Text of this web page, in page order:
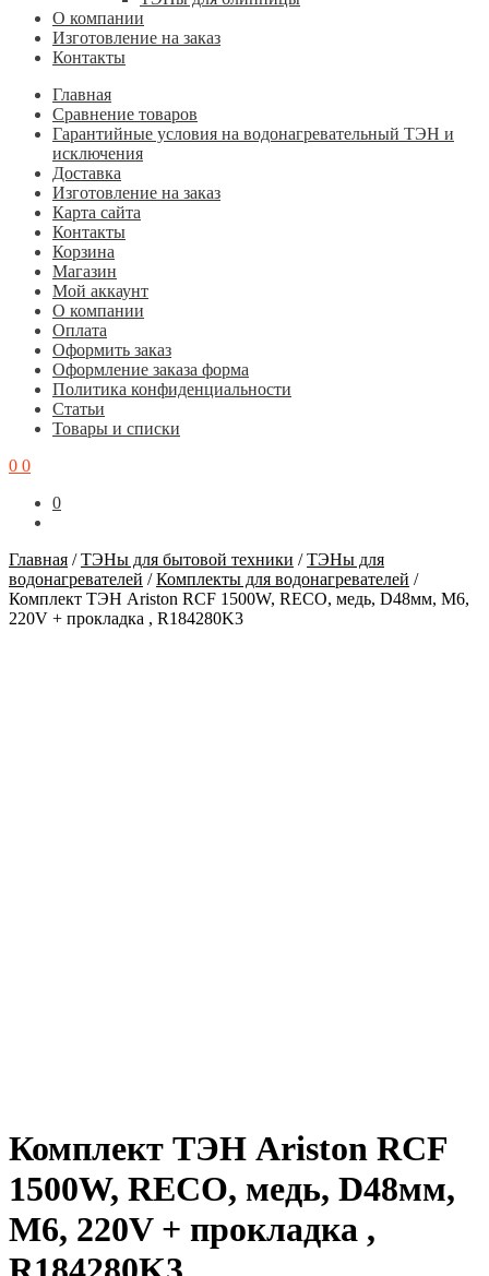
О компании
Изготовление на заказ
Контакты
Главная
Cравнение товаров
Гарантийные условия на водонагревательный ТЭН и
исключения
Доставка
Изготовление на заказ
Карта сайта
Контакты
Корзина
Магазин
Мой аккаунт
О компании
Оплата
Оформить заказ
Оформление заказа форма
Политика конфиденциальности
Статьи
Товары и списки
0 0
0
Главная /ТЭНы для бытовой техники /ТЭНы для
водонагревателей /Комплекты для водонагревателей /
Комплект ТЭН Ariston RCF 1500W, RECO, медь, D48мм, М6,
220V + прокладка , R184280K3
Комплект ТЭН Ariston RCF
1500W, RECO, медь, D48мм,
М6, 220V + прокладка ,